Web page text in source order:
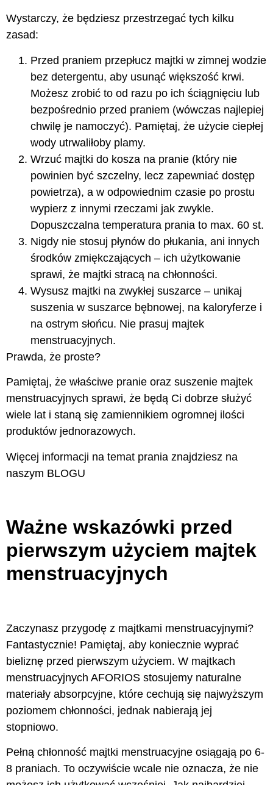
Wystarczy, że będziesz przestrzegać tych kilku
zasad:
Przed praniem przepłucz majtki w zimnej wodzie
bez detergentu, aby usunąć większość krwi.
Możesz zrobić to od razu po ich ściągnięciu lub
bezpośrednio przed praniem (wówczas najlepiej
chwilę je namoczyć). Pamiętaj, że użycie ciepłej
wody utrwaliłoby plamy.
Wrzuć majtki do kosza na pranie (który nie
powinien być szczelny, lecz zapewniać dostęp
powietrza), a w odpowiednim czasie po prostu
wypierz z innymi rzeczami jak zwykle.
Dopuszczalna temperatura prania to max. 60 st.
Nigdy nie stosuj płynów do płukania, ani innych
środków zmiękczających – ich użytkowanie
sprawi, że majtki stracą na chłonności.
Wysusz majtki na zwykłej suszarce – unikaj
suszenia w suszarce bębnowej, na kaloryferze i
na ostrym słońcu. Nie prasuj majtek
menstruacyjnych.
Prawda, że proste?
Pamiętaj, że właściwe pranie oraz suszenie majtek
menstruacyjnych sprawi, że będą Ci dobrze służyć
wiele lat i staną się zamiennikiem ogromnej ilości
produktów jednorazowych.
Więcej informacji na temat prania znajdziesz na
naszym BLOGU
Ważne wskazówki przed
pierwszym użyciem majtek
menstruacyjnych
Zaczynasz przygodę z majtkami menstruacyjnymi?
Fantastycznie! Pamiętaj, aby koniecznie wyprać
bieliznę przed pierwszym użyciem. W majtkach
menstruacyjnych AFORIOS stosujemy naturalne
materiały absorpcyjne, które cechują się najwyższym
poziomem chłonności, jednak nabierają jej
stopniowo.
Pełną chłonność majtki menstruacyjne osiągają po 6-
8 praniach. To oczywiście wcale nie oznacza, że nie